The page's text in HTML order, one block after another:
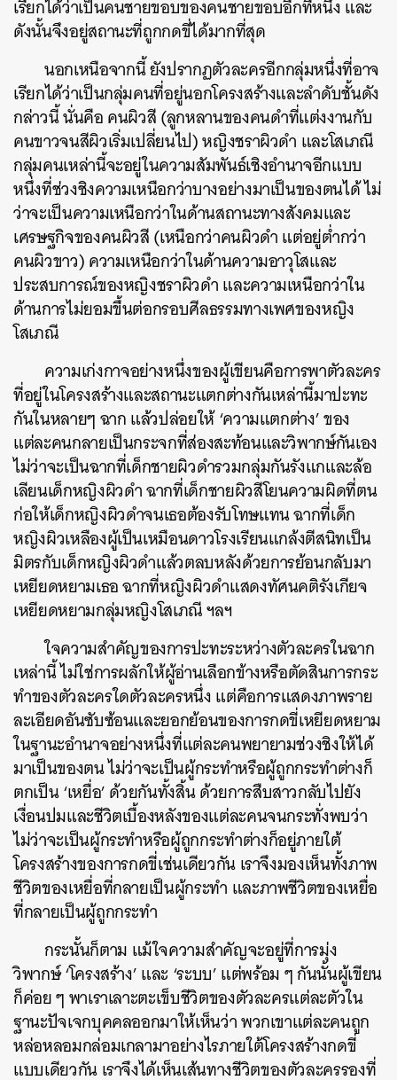
เรียกได้ว่าเป็นคนชายขอบของคนชายขอบอีกทีหนึ่ง และ
ดังนั้นจึงอยู่สถานะที่ถูกกดขี่ได้มากที่สุด
นอกเหนือจากนี้ ยังปรากฏตัวละครอีกกลุ่มหนึ่งที่อาจ
เรียกได้ว่าเป็นกลุ่มคนที่อยู่นอกโครงสร้างและลำดับชั้นดัง
กล่าวนี้ นั่นคือ คนผิวสี(ลูกหลานของคนดำที่แต่งงานกับ
คนขาวจนสีผิวเริ่มเปลี่ยนไป) หญิงชราผิวดำ และโสเภณี
กลุ่มคนเหล่านี้จะอยู่ในความสัมพันธ์เชิงอำนาจอีกแบบ
หนึ่งที่ช่วงชิงความเหนือกว่าบางอย่างมาเป็นของตนได้ ไม่
ว่าจะเป็นความเหนือกว่าในด้านสถานะทางสังคมและ
เศรษฐกิจของคนผิวสี (เหนือกว่าคนผิวดำ แต่อยู่ต่ำกว่า
คนผิวขาว) ความเหนือกว่าในด้านความอาวุโสและ
ประสบการณ์ของหญิงชราผิวดำ และความเหนือกว่าใน
ด้านการไม่ยอมขึ้นต่อกรอบศีลธรรมทางเพศของหญิง
โสเภณี
ความเก่งกาจอย่างหนึ่งของผู้เขียนคือการพาตัวละคร
ที่อยู่ในโครงสร้างและสถานะแตกต่างกันเหล่านี้มาปะทะ
กันในหลายๆ ฉาก แล้วปล่อยให้ ‘ความแตกต่าง’ ของ
แต่ละคนกลายเป็นกระจกที่ส่องสะท้อนและวิพากษ์กันเอง
ไม่ว่าจะเป็นฉากที่เด็กชายผิวดำรวมกลุ่มกันรังแกและล้อ
เลียนเด็กหญิงผิวดำ ฉากที่เด็กชายผิวสีโยนความผิดที่ตน
ก่อให้เด็กหญิงผิวดำจนเธอต้องรับโทษแทน ฉากที่เด็ก
หญิงผิวเหลืองผู้เป็นเหมือนดาวโรงเรียนแกล้งตีสนิทเป็น
มิตรกับเด็กหญิงผิวดำแล้วตลบหลังด้วยการย้อนกลับมา
เหยียดหยามเธอ ฉากที่หญิงผิวดำแสดงทัศนคติรังเกียจ
เหยียดหยามกลุ่มหญิงโสเภณี ฯลฯ
ใจความสำคัญของการปะทะระหว่างตัวละครในฉาก
เหล่านี้ ไม่ใช่การผลักให้ผู้อ่านเลือกข้างหรือตัดสินการกระ
ทำของตัวละครใดตัวละครหนึ่ง แต่คือการแสดงภาพราย
ละเอียดอันซับซ้อนและยอกย้อนของการกดขี่เหยียดหยาม
ในฐานะอำนาจอย่างหนึ่งที่แต่ละคนพยายามช่วงชิงให้ได้
มาเป็นของตนไม่ว่าจะเป็นผู้กระทำหรือผู้ถูกกระทำต่างก็
ตกเป็น ‘เหยื่อ’ ด้วยกันทั้งสิ้นด้วยการสืบสาวกลับไปยัง
เงื่อนปมและชีวิตเบื้องหลังของแต่ละคนจนกระทั่งพบว่า
ไม่ว่าจะเป็นผู้กระทำหรือผู้ถูกกระทำต่างก็อยู่ภายใต้
โครงสร้างของการกดขี่เช่นเดียวกัน เราจึงมองเห็นทั้งภาพ
ชีวิตของเหยื่อที่กลายเป็นผู้กระทำ และภาพชีวิตของเหยื่อ
ที่กลายเป็นผู้ถูกกระทำ
กระนั้นก็ตาม แม้ใจความสำคัญจะอยู่ที่การมุ่ง
วิพากษ์ ‘โครงสร้าง’ และ ‘ระบบ’ แต่พร้อม ๆ กันนั้นผู้เขียน
ก็ค่อย ๆ พาเราเลาะตะเข็บชีวิตของตัวละครแต่ละตัวใน
ฐานะปัจเจกบุคคลออกมาให้เห็นว่า พวกเขาแต่ละคนถูก
หล่อหลอมกล่อมเกลามาอย่างไรภายใต้โครงสร้างกดขี่
แบบเดียวกันเราจึงได้เห็นเส้นทางชีวิตของตัวละครรองที่